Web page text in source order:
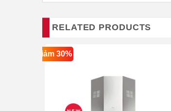
RELATED PRODUCTS
Giảm 30%